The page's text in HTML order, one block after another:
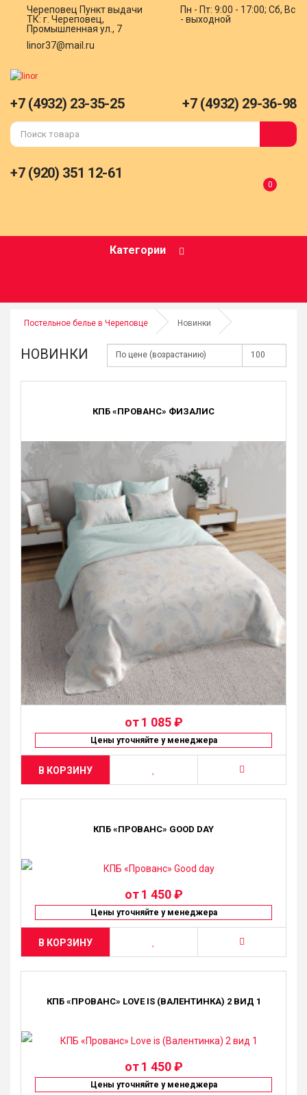
Череповец Пункт выдачи
ТК: г. Череповец,
Промышленная ул., 7
Пн - Пт: 9:00 - 17:00; Сб, Вс
- выходной
linor37@mail.ru
+7 (4932) 23-35-25 +7 (4932) 29-36-98
+7 (920) 351 12-61
0
Категории
Постельное белье в Череповце Новинки
НОВИНКИ
КПБ «ПРОВАНС» ФИЗАЛИС
от 1 085 ₽
Цены уточняйте у менеджера
В КОРЗИНУ
КПБ «ПРОВАНС» GOOD DAY
от 1 450 ₽
Цены уточняйте у менеджера
В КОРЗИНУ
КПБ «ПРОВАНС» LOVE IS (ВАЛЕНТИНКА) 2 ВИД 1
от 1 450 ₽
Цены уточняйте у менеджера